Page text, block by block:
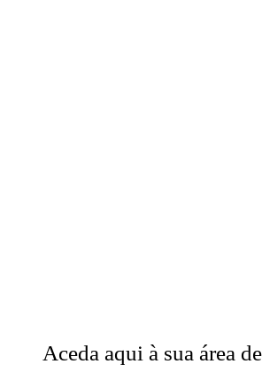
Aceda aqui à sua área